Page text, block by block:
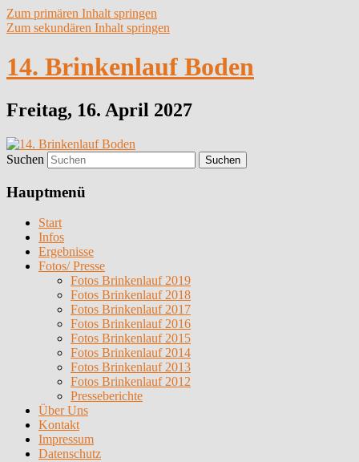
Zum primären Inhalt springen
Zum sekundären Inhalt springen
14. Brinkenlauf Boden
Freitag, 16. April 2027
Suchen
Hauptmenü
Start
Infos
Ergebnisse
Fotos/ Presse
Fotos Brinkenlauf 2019
Fotos Brinkenlauf 2018
Fotos Brinkenlauf 2017
Fotos Brinkenlauf 2016
Fotos Brinkenlauf 2015
Fotos Brinkenlauf 2014
Fotos Brinkenlauf 2013
Fotos Brinkenlauf 2012
Presseberichte
Über Uns
Kontakt
Impressum
Datenschutz